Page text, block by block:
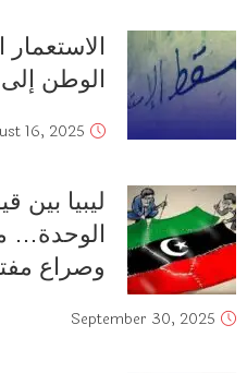
الوطن
16, 2025
ليبيا بين
الوحدة…
وصراع
September 30, 2025